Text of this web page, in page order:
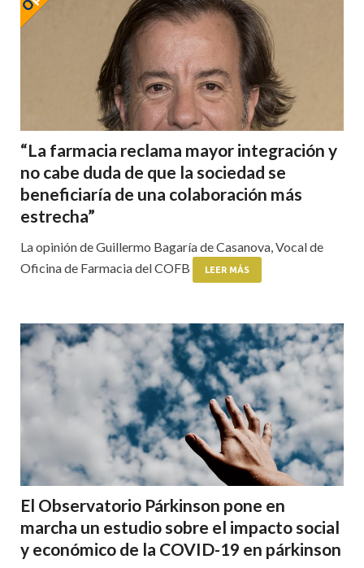
“La farmacia reclama mayor integración y
no cabe duda de que la sociedad se
beneficiaría de una colaboración más
estrecha”
La opinión de Guillermo Bagaría de Casanova, Vocal de
Oficina de Farmacia del COFB
LEER MÁS
El Observatorio Párkinson pone en
marcha un estudio sobre el impacto social
y económico de la COVID-19 en párkinson